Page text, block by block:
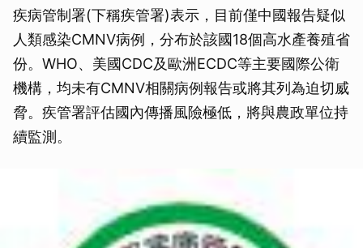
疾病管制署(下稱疾管署)表示，目前僅中國報告疑似
人類感染CMNV病例，分布於該國18個高水產養殖省
份。WHO、美國CDC及歐洲ECDC等主要國際公衛
機構，均未有CMNV相關病例報告或將其列為迫切威
脅。疾管署評估國內傳播風險極低，將與農政單位持
續監測。